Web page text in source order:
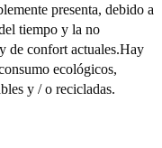
presenta, debido a
tiempo y la no
de confort actuales.Hay
ecológicos,
y / o recicladas.